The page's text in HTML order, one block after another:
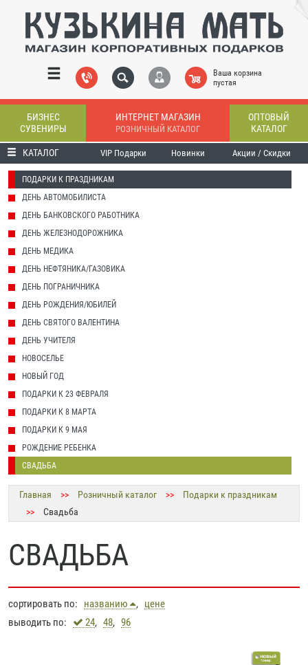
Ваша корзина
пустая
БИЗНЕС
СУВЕНИРЫ
ИНТЕРНЕТ МАГАЗИН
РОЗНИЧНЫЙ КАТАЛОГ
ОПТОВЫЙ
КАТАЛОГ
КАТАЛОГ VIP Подарки Новинки Акции / Скидки
ПОДАРКИ К ПРАЗДНИКАМ
ДЕНЬ АВТОМОБИЛИСТА
ДЕНЬ БАНКОВСКОГО РАБОТНИКА
ДЕНЬ ЖЕЛЕЗНОДОРОЖНИКА
ДЕНЬ МЕДИКА
ДЕНЬ НЕФТЯНИКА/ГАЗОВИКА
ДЕНЬ ПОГРАНИЧНИКА
ДЕНЬ РОЖДЕНИЯ/ЮБИЛЕЙ
ДЕНЬ СВЯТОГО ВАЛЕНТИНА
ДЕНЬ УЧИТЕЛЯ
НОВОСЕЛЬЕ
НОВЫЙ ГОД
ПОДАРКИ К 23 ФЕВРАЛЯ
ПОДАРКИ К 8 МАРТА
ПОДАРКИ К 9 МАЯ
РОЖДЕНИЕ РЕБЕНКА
СВАДЬБА
Главная >> Розничный каталог >>
Подарки к праздникам
>>
Свадьба
СВАДЬБА
сортировать по: названию , цене
выводить по:
24, 48, 96